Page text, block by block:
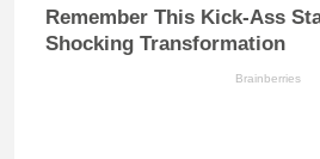
Remember This Kick-Ass
Shocking Transformation
Brainberries